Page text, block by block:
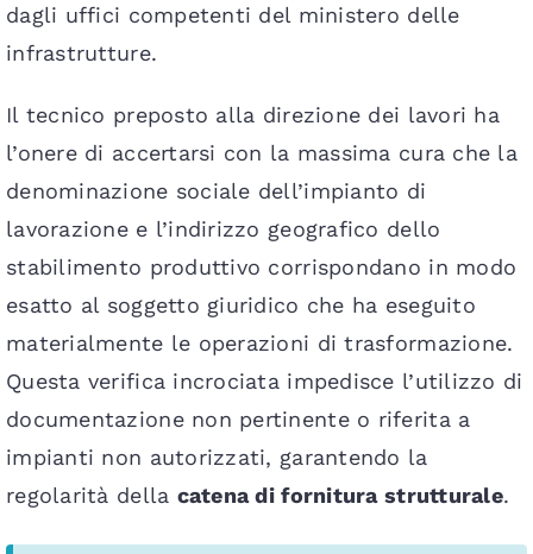
dagli uffici competenti del ministero delle
infrastrutture.
Il tecnico preposto alla direzione dei lavori ha
l’onere di accertarsi con la massima cura che la
denominazione sociale dell’impianto di
lavorazione e l’indirizzo geografico dello
stabilimento produttivo corrispondano in modo
esatto al soggetto giuridico che ha eseguito
materialmente le operazioni di trasformazione.
Questa verifica incrociata impedisce l’utilizzo di
documentazione non pertinente o riferita a
impianti non autorizzati, garantendo la
regolarità della catena di fornitura strutturale.